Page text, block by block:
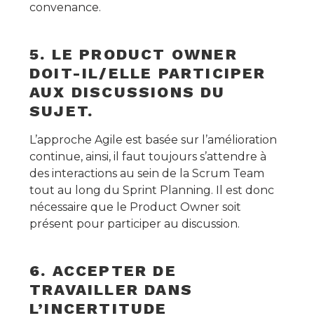
convenance.
5. LE PRODUCT OWNER
DOIT-IL/ELLE PARTICIPER
AUX DISCUSSIONS DU
SUJET.
L’approche Agile est basée sur l’amélioration
continue, ainsi, il faut toujours s’attendre à
des interactions au sein de la Scrum Team
tout au long du Sprint Planning. Il est donc
nécessaire que le Product Owner soit
présent pour participer au discussion.
6. ACCEPTER DE
TRAVAILLER DANS
L’INCERTITUDE